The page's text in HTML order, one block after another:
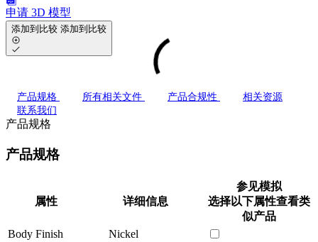
申请 3D 模型
添加到比较 添加到比较
产品规格 所有相关文件 产品合规性
相关资源
联系我们
产品规格
产品规格
属性 详细信息
参见模拟
选择以下属性查看类
似产品
Body Finish
Nickel